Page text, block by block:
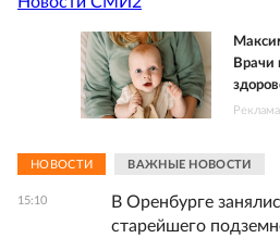
Врачи
Реклама
НОВОСТИ ВАЖНЫЕ НОВОСТИ
15:10
В Оренбурге
старейшего